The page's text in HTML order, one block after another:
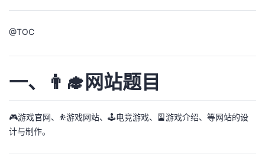
播
活
动
的
关
注
我
的
发
我
Programs
的
@TOC
一、👨‍🎓网站题目
🎮游戏官网、⛹️游戏网站、🕹️电竞游戏、🎴游戏介绍、等网站的设
计与制作。